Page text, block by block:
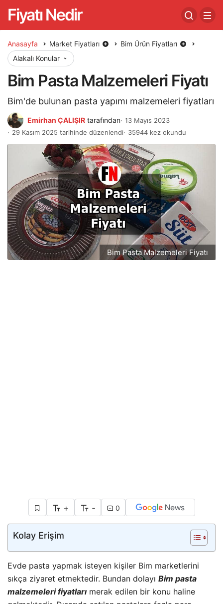
Fiyatı Nedir
Anasayfa Market Fiyatları
Bim Ürün Fiyatları
Alakalı Konular
Bim Pasta Malzemeleri Fiyatı
Bim'de bulunan pasta yapımı malzemeleri fiyatları
Emirhan ÇALIŞIR tarafından 13 Mayıs 2023
29 Kasım 2025 tarihinde düzenlendi
35944 kez okundu
Bim Pasta Malzemeleri Fiyatı
+ - 0
Kolay Erişim
Evde pasta yapmak isteyen kişiler Bim marketlerini
sıkça ziyaret etmektedir. Bundan dolayı Bim pasta
malzemeleri fiyatları merak edilen bir konu haline